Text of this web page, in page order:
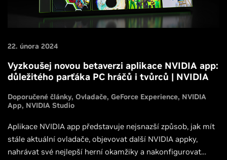
22. února 2024
Vyzkoušej novou betaverzi aplikace NVIDIA app:
důležitého parťáka PC hráčů i tvůrců | NVIDIA
Doporučené články Ovladače GeForce Experience NVIDIA
App NVIDIA Studio
Aplikace NVIDIA app představuje nejsnazší způsob, jak mít
stále aktuální ovladače, objevovat další NVIDIA appky,
nahrávat své nejlepší herní okamžiky a nakonfigurovat